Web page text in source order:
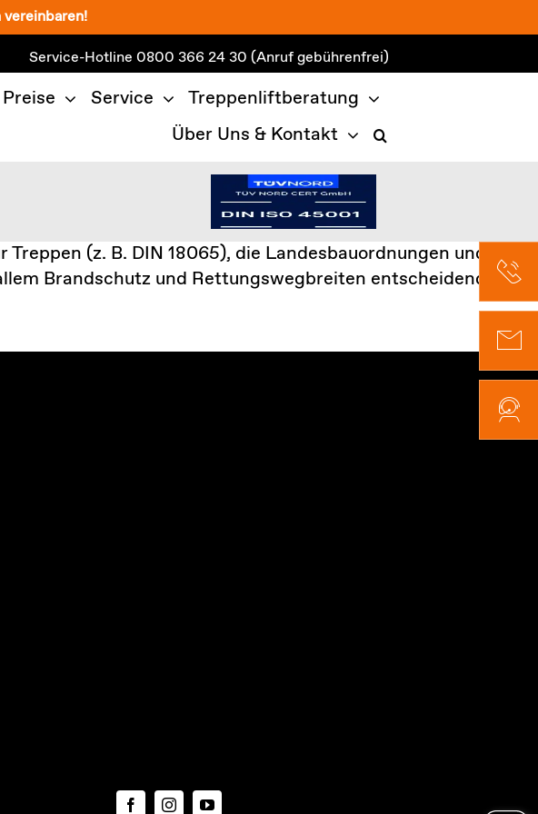
Service-Hotline0800 366 24 30 (Anruf gebührenfrei)
Preise Service
Treppenliftberatung
Über Uns & Kontakt
(z. B. DIN 18065), die Landesbauordnungen und
Brandschutz und Rettungswegbreiten entscheidend.